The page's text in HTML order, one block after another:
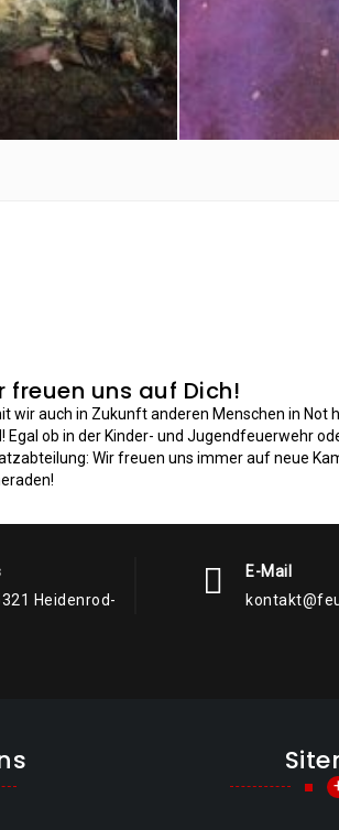
freuen uns auf Dich!
wir auch in Zukunft anderen Menschen in Not
Egal ob in der Kinder- und Jugendfeuerwehr
Wir freuen uns immer auf neue
Heidenrod-
E-Mail